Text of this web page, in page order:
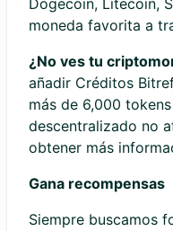
Dogecoin, Litecoin,
moneda favorita a
¿No ves tu
añadir Créditos
más de 6,000
descentralizado no
obtener más
Gana recompensas
Siempre buscamos